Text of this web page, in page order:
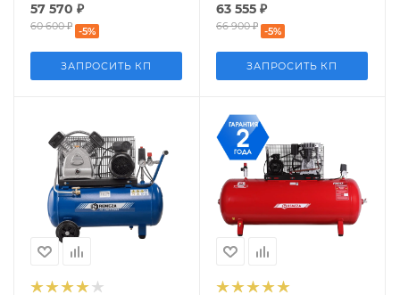
57 570 ₽
60 600₽ -5%
ЗАПРОСИТЬ КП
63 555 ₽
66 900₽ -5%
ЗАПРОСИТЬ КП